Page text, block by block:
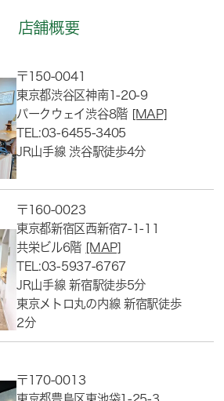
店舗概要
〒150-0041
東京都渋谷区神南1-20-9
パークウェイ渋谷8階 [MAP]
TEL:03-6455-3405
JR山手線 渋谷駅徒歩4分
〒160-0023
東京都新宿区西新宿7-1-11
共栄ビル6階 [MAP]
TEL:03-5937-6767
JR山手線 新宿駅徒歩5分
東京メトロ丸の内線 新宿駅徒歩
2分
〒170-0013